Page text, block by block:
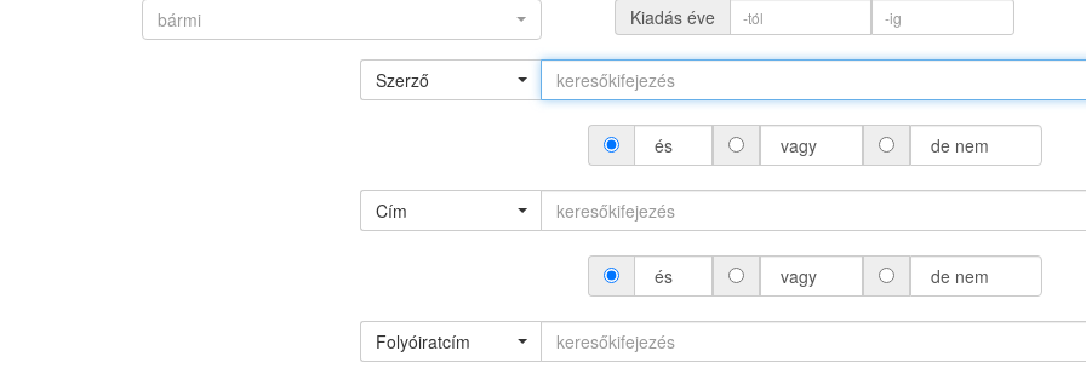
bármi
Kiadás éve
Szerző
és vagy de nem
Cím
és vagy de nem
Folyóiratcím